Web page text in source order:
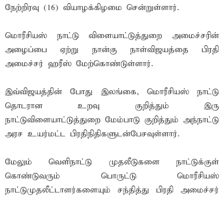
நேற்றிரவு (16) வியாழக்கிழமை சென்றுள்ளார்.
மொரீசியஸ் நாட்டு விளையாட்டுத்துறை அமைச்சரின்
அழைப்பை ஏற்று நான்கு நாள்விஜயத்தை பிரதி
அமைச்சர் ஹரீஸ் மேற்கொண்டுள்ளார்.
இவ்விஜயத்தின் போது இலங்கை, மொரீசியஸ் நாட்டு
தொடரான உறவு குறித்தும் இரு
நாட்டுவிளையாட்டுத்துறை மேம்பாடு குறித்தும் அந்நாட்டு
அரச உயர்மட்ட பிரதிநிதிகளுடன்பேசவுள்ளார்.
மேலும் வெளிநாட்டு முதலீடுகளை நாட்டுக்குள்
கொண்டுவரும் பொருட்டு மொரீசியஸ்
நாட்டுமுதலீட்டாளர்களையும் சந்தித்து பிரதி அமைச்சர்